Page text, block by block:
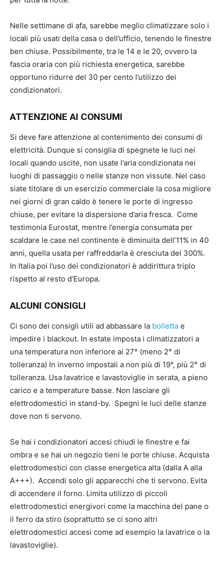
Nelle settimane di afa, sarebbe meglio climatizzare solo i
locali più usati della casa o dell’ufficio, tenendo le finestre
ben chiuse. Possibilmente, tra le 14 e le 20, ovvero la
fascia oraria con più richiesta energetica, sarebbe
opportuno ridurre del 30 per cento l’utilizzo dei
condizionatori.
ATTENZIONE AI CONSUMI
Si deve fare attenzione al contenimento dei consumi di
elettricità. Dunque si consiglia di spegnete le luci nei
locali quando uscite, non usate l’aria condizionata nei
luoghi di passaggio o nelle stanze non vissute. Nel caso
siate titolare di un esercizio commerciale la cosa migliore
nei giorni di gran caldo è tenere le porte di ingresso
chiuse, per evitare la dispersione d’aria fresca. Come
testimonia Eurostat, mentre l’energia consumata per
scaldare le case nel continente è diminuita dell’11% in 40
anni, quella usata per raffreddarla è cresciuta del 300%.
In Italia poi l’uso dei condizionatori è addirittura triplo
rispetto al resto d’Europa.
ALCUNI CONSIGLI
Ci sono dei consigli utili ad abbassare la bolletta e
impedire i blackout. In estate imposta i climatizzatori a
una temperatura non inferiore ai 27° (meno 2° di
tolleranza) In inverno impostali a non più di 19°, più 2° di
tolleranza. Usa lavatrice e lavastoviglie in serata, a pieno
carico e a temperature basse. Non lasciare gli
elettrodomestici in stand-by. Spegni le luci delle stanze
dove non ti servono.
Se hai i condizionatori accesi chiudi le finestre e fai
ombra e se hai un negozio tieni le porte chiuse. Acquista
elettrodomestici con classe energetica alta (dalla A alla
A+++). Accendi solo gli apparecchi che ti servono. Evita
di accendere il forno. Limita utilizzo di piccoli
elettrodomestici energivori come la macchina del pane o
il ferro da stiro (soprattutto se ci sono altri
elettrodomestici accesi come ad esempio la lavatrice o la
lavastoviglie).